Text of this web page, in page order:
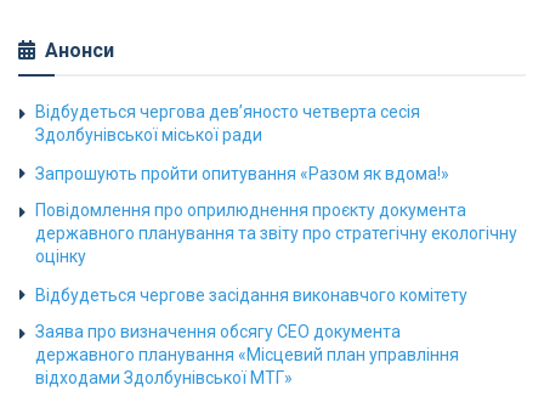
Анонси
Відбудеться чергова дев’яносто четверта сесія
Здолбунівської міської ради
Запрошують пройти опитування «Разом як вдома!»
Повідомлення про оприлюднення проєкту документа
державного планування та звіту про стратегічну екологічну
оцінку
Відбудеться чергове засідання виконавчого комітету
Заява про визначення обсягу СЕО документа
державного планування «Місцевий план управління
відходами Здолбунівської МТГ»